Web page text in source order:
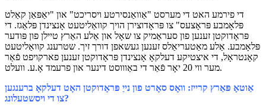
די פירמע האט די מערסט "אַוואַנסירטע ויסריכט" און "יאַפּאַן קאַלט
פּלאָמבע פּראָצעס" צו פּראָדוצירן הויך קוואַליטעט אָנצינדן פּלאַגז. די
פּראָדוקטן זענען פון סעראַמיק צו שאָל און אַלע האַרץ טיילן פון פּודער
פּלאָמבע. אַלע מאַטעריאַלס זענען געשאפן דורך זיך. שטרענג קוואַליטעט
קאָנטראָל, די איצטיקע דעלקאָ אָנצינדן פּראָדוקטן זענען פארקויפט פֿאַר
מער ווי 20 יאָר פֿאַר די באַוווסט דינער און פרעמד אָ.ע. וועלט.
אַוטאָ פּאַרץ קרייז: וואָס סאָרט פון נייַ פּראָדוקטן האָט דעלקאָ ברענגען
צו די ויסשטעלונג?